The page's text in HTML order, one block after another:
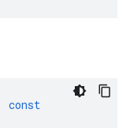
const